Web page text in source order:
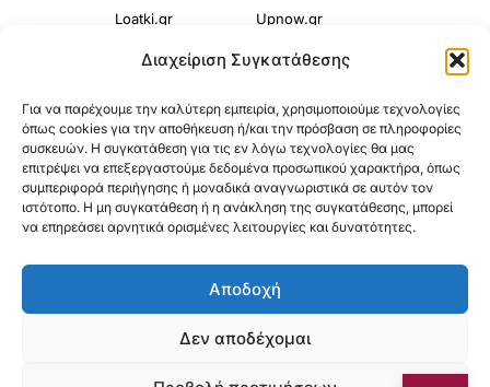
Διαχείριση Συγκατάθεσης
Για να παρέχουμε την καλύτερη εμπειρία, χρησιμοποιούμε τεχνολογίες
όπως cookies για την αποθήκευση ή/και την πρόσβαση σε πληροφορίες
συσκευών. Η συγκατάθεση για τις εν λόγω τεχνολογίες θα μας
επιτρέψει να επεξεργαστούμε δεδομένα προσωπικού χαρακτήρα, όπως
συμπεριφορά περιήγησης ή μοναδικά αναγνωριστικά σε αυτόν τον
ιστότοπο. Η μη συγκατάθεση ή η ανάκληση της συγκατάθεσης, μπορεί
να επηρεάσει αρνητικά ορισμένες λειτουργίες και δυνατότητες.
Αποδοχή
Δεν αποδέχομαι
Loatki.gr Upnow.gr
Loveis.gr VresSyntages.gr
ModernaGynaika.gr Xristianika.gr
OikonomiaPlus.gr ZoumeKalytera.gr
Oikotropia.gr ZoumeSpiti.gr
© 2025Orama Group(Orama Group Μ.Ι.Κ.Ε.) | Α.Φ.Μ. 801086294 –